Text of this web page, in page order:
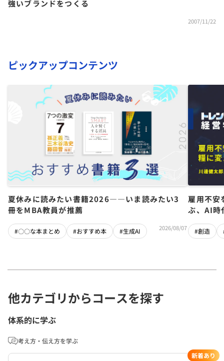
強いブランドをつくる
2007/11/22
ピックアップコンテンツ
夏休みに読みたい書籍2026――いま読みたい3
冊をMBA教員が推薦
#〇〇な本まとめ #おすすめ本 #生成AI 2026/08/07
雇用不
ぶ、AI時
#創造
他カテゴリからコースを探す
体系的に学ぶ
考え方・伝え方を学ぶ
新着あり